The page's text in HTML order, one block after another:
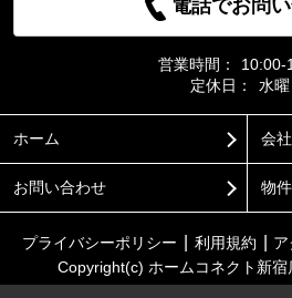
電話でお問
営業時間：
10:00-
定休日：
水曜
ホーム 会
お問い合わせ 物
プライバシーポリシー 利用規約
Copyright(c) ホームコネクト新宿